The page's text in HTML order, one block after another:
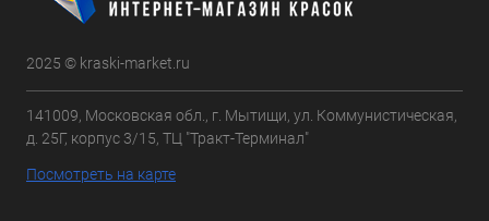
2025 © kraski-market.ru
141009, Московская обл., г. Мытищи, ул. Коммунистическая,
д. 25Г, корпус 3/15, ТЦ "Тракт-Терминал"
Посмотреть на карте